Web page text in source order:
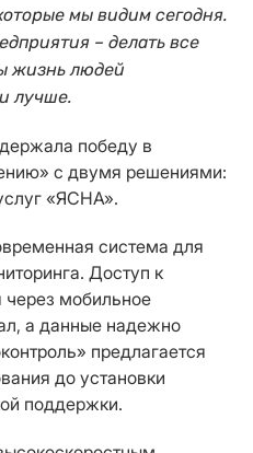
мы видим сегодня.
– делать все
жизнь людей
лучше.
победу в
с двумя решениями:
«ЯСНА».
система для
Доступ к
через мобильное
а данные надежно
предлагается
до установки
поддержки.